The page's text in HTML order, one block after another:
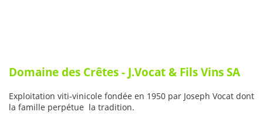
Domaine des Crêtes - J.Vocat & Fils Vins SA
Exploitation viti-vinicole fondée en 1950 par Joseph Vocat dont
la famille perpétue la tradition.